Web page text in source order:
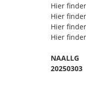
Hier
Hier
Hier
Hier
NAALLG
20250303